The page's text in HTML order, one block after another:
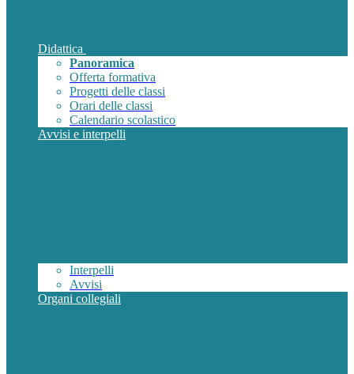
Didattica
Panoramica
Offerta formativa
Progetti delle classi
Orari delle classi
Calendario scolastico
Avvisi e interpelli
Interpelli
Avvisi
Organi collegiali